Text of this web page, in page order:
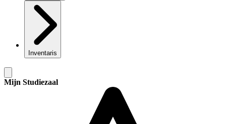
Inventaris
Mijn Studiezaal